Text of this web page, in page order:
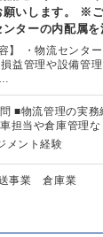
願いします。 ※
ターの内配属を
】 ・物流センタ
益管理や設備管
■物流管理の実
担当や倉庫管理
メント経験
事業 倉庫業